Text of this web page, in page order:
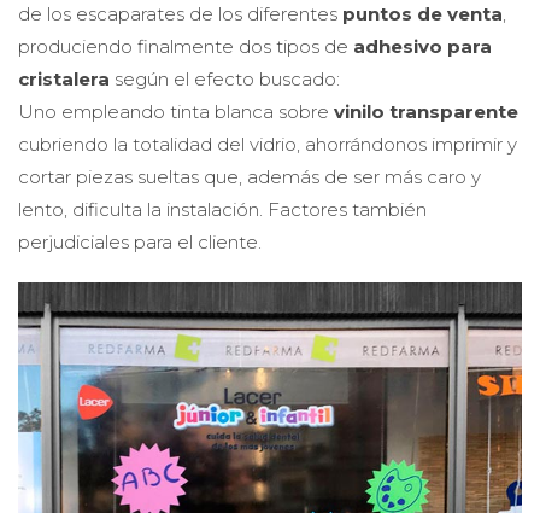
de los escaparates de los diferentes puntos de venta
produciendo finalmente dos tipos de adhesivo para
cristalera según el efecto buscado:
Uno empleando tinta blanca sobre vinilo transparente
cubriendo la totalidad del vidrio, ahorrándonos imprimir y
cortar piezas sueltas que, además de ser más caro y
lento, dificulta la instalación. Factores también
perjudiciales para el cliente.